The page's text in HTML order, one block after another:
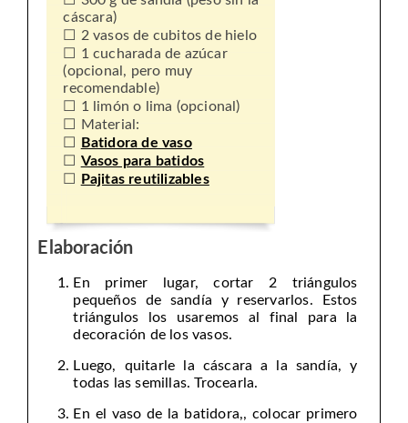
cáscara)
2 vasos de cubitos de hielo
1 cucharada de azúcar
(opcional, pero muy
recomendable)
1 limón o lima (opcional)
Material:
Batidora de vaso
Vasos para batidos
Pajitas reutilizables
Elaboración
En primer lugar, cortar 2 triángulos
pequeños de sandía y reservarlos. Estos
triángulos los usaremos al final para la
decoración de los vasos.
Luego, quitarle la cáscara a la sandía, y
todas las semillas. Trocearla.
En el vaso de la batidora,, colocar primero